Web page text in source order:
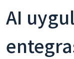
AI